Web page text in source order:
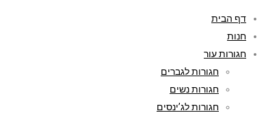
דף הבית
חנות
חגורות עור
חגורות לגברים
חגורות נשים
חגורות לג’ינסים